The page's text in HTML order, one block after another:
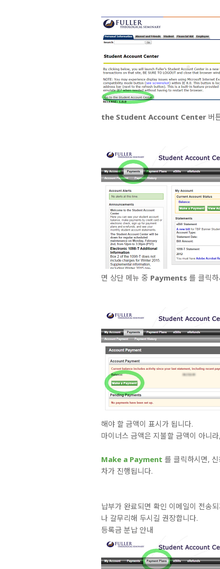
the Student Account Center 버
면 상단 메뉴 중 Payments 를 클릭
해야 할 금액이 표시가 됩니다.
마이너스 금액은 지불할 금액이 아니
Make a Payment 를 클릭하시면,
차가 진행됩니다.
납부가 완료되면 확인 이메일이 전송
나 갈무리해 두시길 권장합니다.
등록금 분납 안내